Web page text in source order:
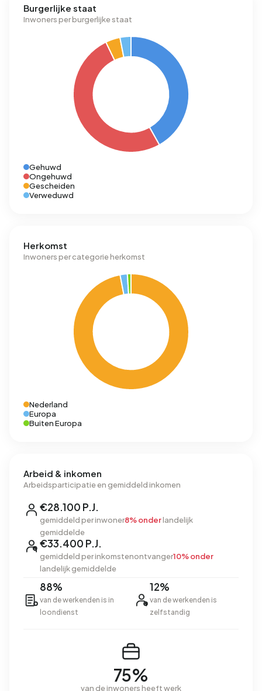
Burgerlijke staat
Inwoners per burgerlijke staat
Gehuwd
Ongehuwd
Gescheiden
Verweduwd
Herkomst
Inwoners per categorie herkomst
Nederland
Europa
Buiten Europa
Arbeid & inkomen
Arbeidsparticipatie en gemiddeld inkomen
€28.100 P.J.
gemiddeld per inwoner8% onderlandelijk
gemiddelde
€33.400 P.J.
gemiddeld per inkomstenontvanger10% onder
landelijk gemiddelde
88%
van de werkenden is in
loondienst
12%
van de werkenden is
zelfstandig
75%
van de inwoners heeft werk